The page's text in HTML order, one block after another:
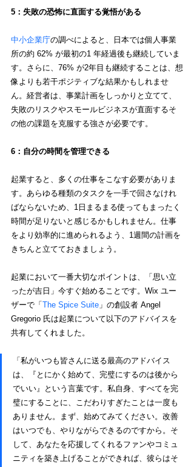
5：失敗の恐怖に直面する覚悟がある
中小企業庁の調べによると、日本では個人事業
所の約 62% が最初の1 年経過後も継続していま
す。さらに、76% が2年目も継続することは、想
像よりも若干ポジティブな結果かもしれませ
ん。経営者は、事業計画をしっかりと立てて、
失敗のリスクやスモールビジネスが直面するそ
の他の課題を克服する強さが必要です。
6：自分の時間を管理できる
起業すると、多くの仕事をこなす必要がありま
す。あらゆる種類のタスクを一手で回さなけれ
ばならないため、1日まるまる使ってもまったく
時間が足りないと感じるかもしれません。仕事
をより効率的に進められるよう、1週間の計画を
きちんと立てておきましょう。
起業において一番大切なポイントは、「思い立
ったが吉日」今すぐ始めることです。Wix ユー
ザーで「 The Spice Suite 」の創設者 Angel
Gregorio 氏は起業について以下のアドバイスを
共有してくれました。
「私がいつも皆さんに送る最高のアドバイス
は、『とにかく始めて、完璧にするのは後から
でいい』という言葉です。私自身、すべてを完
璧にすることに、こだわりすぎたことは一度も
ありません。まず、始めてみてください。改善
はいつでも、やりながらできるのですから。そ
して、あなたを応援してくれるファンやコミュ
ニティを築き上げることができれば、彼らはそ